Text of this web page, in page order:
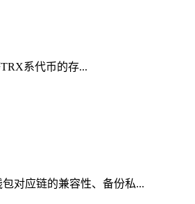
系代币的存...
对应链的兼容性、备份私...